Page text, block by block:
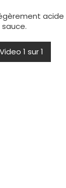
Video 1 sur 1